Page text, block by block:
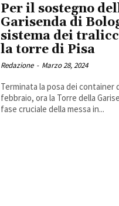
Per il sostegno
Garisenda di
sistema dei
la torre di Pisa
Redazione - Marzo 28, 2024
Terminata la posa dei
febbraio, ora la Torre della
fase cruciale della messa in...